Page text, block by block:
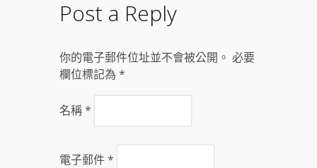
Post a Reply
你的電子郵件位址並不會被公開。 必要
欄位標記為 *
名稱*
電子郵件*